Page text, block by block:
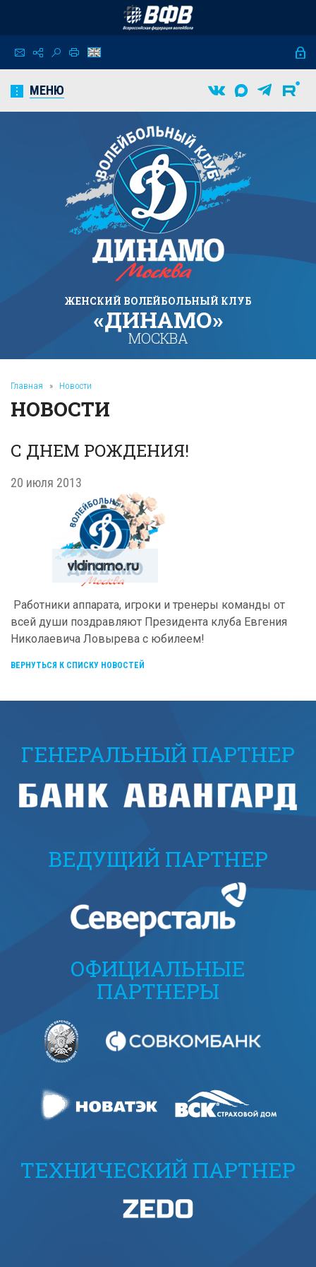
МЕНЮ
ЖЕНСКИЙ ВОЛЕЙБОЛЬНЫЙ КЛУБ
«ДИНАМО»
МОСКВА
Главная » Новости
НОВОСТИ
С ДНЕМ РОЖДЕНИЯ!
20 июля 2013
Работники аппарата, игроки и тренеры команды от
всей души поздравляют Президента клуба Евгения
Николаевича Ловырева с юбилеем!
ВЕРНУТЬСЯ К СПИСКУ НОВОСТЕЙ
ГЕНЕРАЛЬНЫЙ ПАРТНЕР
ВЕДУЩИЙ ПАРТНЕР
ОФИЦИАЛЬНЫЕ
ПАРТНЕРЫ
ТЕХНИЧЕСКИЙ ПАРТНЕР